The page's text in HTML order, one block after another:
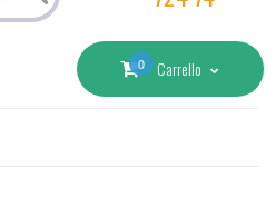
0 Carrello